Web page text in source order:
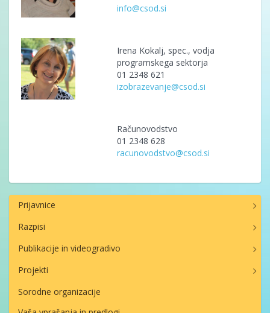
info@csod.si
Irena Kokalj, spec., vodja
programskega sektorja
01 2348 621
izobrazevanje@csod.si
Računovodstvo
01 2348 628
racunovodstvo@csod.si
Prijavnice
Razpisi
Publikacije in videogradivo
Projekti
Sorodne organizacije